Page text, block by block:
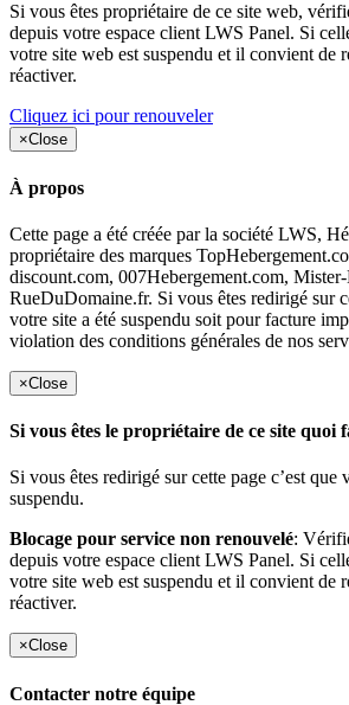
Si vous êtes propriétaire de ce site web,
depuis votre espace client LWS Panel. Si
votre site web est suspendu et il convient de
réactiver.
Cliquez ici pour renouveler
×Close
À propos
Cette page a été créée par la société LWS,
propriétaire des marques
discount.com, 007Hebergement.com,
RueDuDomaine.fr. Si vous êtes redirigé sur
votre site a été suspendu soit pour facture
violation des conditions générales de nos
×Close
Si vous êtes le propriétaire de ce site quoi
Si vous êtes redirigé sur cette page c’est que
suspendu.
Blocage pour service non renouvelé:
depuis votre espace client LWS Panel. Si
votre site web est suspendu et il convient de
réactiver.
×Close
Contacter notre équipe